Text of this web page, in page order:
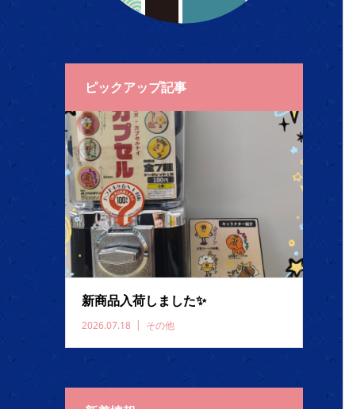
ピックアップ記事
新商品入荷しました✨️
2026.07.18 その他